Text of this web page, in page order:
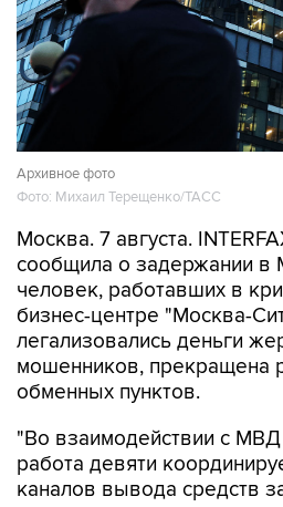
Архивное фото
Фото: Михаил Терещенко/ТАСС
Москва. 7 августа.
сообщила о задержании в
человек, работавших в
бизнес-центре "Москва-
легализовались деньги
мошенников, прекращена
обменных пунктов.
"Во взаимодействии с МВД
работа девяти
каналов вывода средств